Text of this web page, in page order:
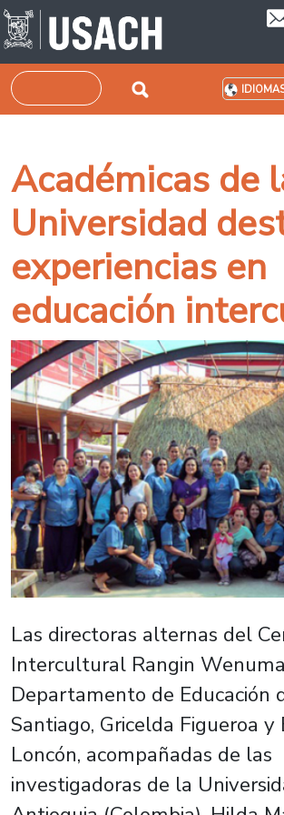
Pasar al contenido principal
Buscar
Académicas de
Universidad
experiencias en
educación
Las directoras alternas del
Intercultural Rangin
Departamento de Educación
Santiago, Gricelda Figueroa y
Loncón, acompañadas de las
investigadoras de la